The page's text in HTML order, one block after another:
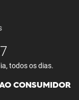
todos os dias.
CONSUMIDOR